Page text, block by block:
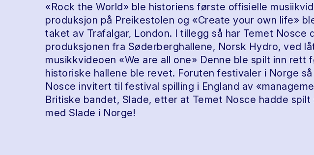
«Rock the World» ble historiens første offisielle
produksjon på Preikestolen og «Create your own life»
taket av Trafalgar, London. I tillegg så har Temet Nosce
produksjonen fra Søderberghallene, Norsk Hydro, ved
musikkvideoen «We are all one» Denne ble spilt inn rett
historiske hallene ble revet. Foruten festivaler i Norge
Nosce invitert til festival spilling i England av
Britiske bandet, Slade, etter at Temet Nosce hadde spilt
med Slade i Norge!